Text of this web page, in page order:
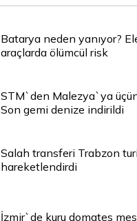
Batarya neden yanıyor?
araçlarda ölümcül risk
STM`den Malezya`ya
Son gemi denize indirildi
Salah transferi Trabzon
hareketlendirdi
İzmir`de kuru domates